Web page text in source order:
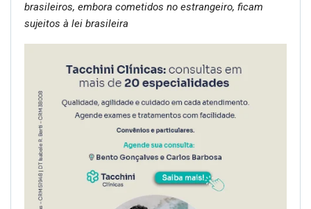
brasileiros, embora cometidos no estrangeiro, ficam
sujeitos à lei brasileira